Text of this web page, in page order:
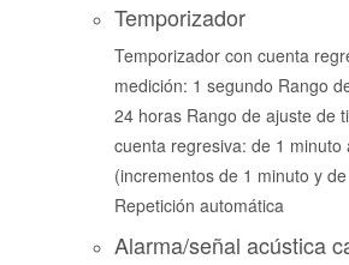
Temporizador
Temporizador con cuenta
medición: 1 segundo Rango
24 horas Rango de ajuste de
cuenta regresiva: de 1 minuto
(incrementos de 1 minuto y
Repetición automática
Alarma/señal acústica